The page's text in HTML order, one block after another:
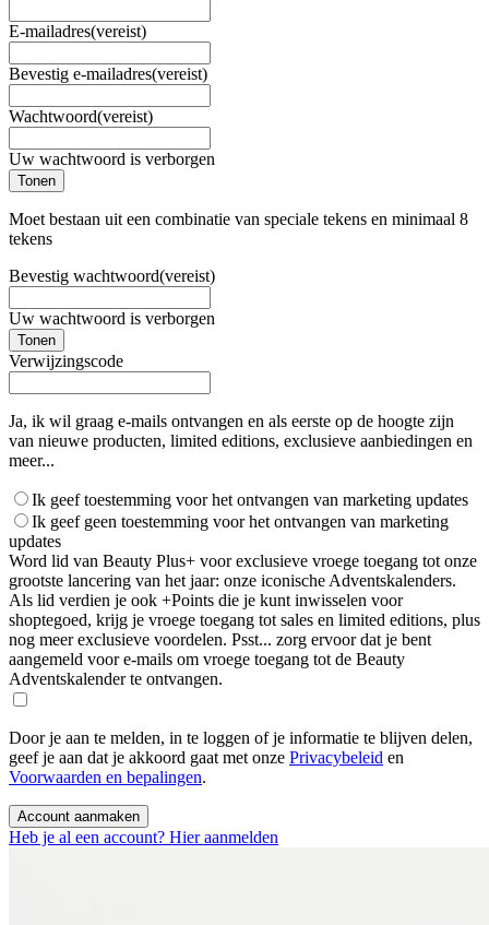
E-mailadres(vereist)
Bevestig e-mailadres(vereist)
Wachtwoord(vereist)
Uw wachtwoord is verborgen
Tonen
Moet bestaan uit een combinatie van speciale tekens en minimaal 8
tekens
Bevestig wachtwoord(vereist)
Uw wachtwoord is verborgen
Tonen
Verwijzingscode
Ja, ik wil graag e-mails ontvangen en als eerste op de hoogte zijn
van nieuwe producten, limited editions, exclusieve aanbiedingen en
meer...
Ik geef toestemming voor het ontvangen van marketing updates
Ik geef geen toestemming voor het ontvangen van marketing
updates
Word lid van Beauty Plus+ voor exclusieve vroege toegang tot onze
grootste lancering van het jaar: onze iconische Adventskalenders.
Als lid verdien je ook +Points die je kunt inwisselen voor
shoptegoed, krijg je vroege toegang tot sales en limited editions, plus
nog meer exclusieve voordelen. Psst... zorg ervoor dat je bent
aangemeld voor e-mails om vroege toegang tot de Beauty
Adventskalender te ontvangen.
Door je aan te melden, in te loggen of je informatie te blijven delen,
geef je aan dat je akkoord gaat met onze Privacybeleid en
Voorwaarden en bepalingen.
Account aanmaken
Heb je al een account? Hier aanmelden